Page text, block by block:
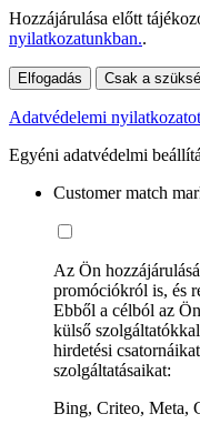
Hozzájárulása előtt
nyilatkozatunkban..
Elfogadás Csak a
Adatvédelemi nyilatkozatot
Egyéni adatvédelmi
Customer match
Az Ön
promóciókról is, és
Ebből a célból az
külső
hirdetési
szolgáltatásaikat:
Bing, Criteo, Meta,